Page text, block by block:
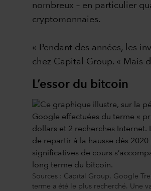
nombreux – en particulier
cryptomonnaies.
« Pendant des années, les
chez Capital Group. « Mais
L’essor du bitcoin
Sources : Capital Group, Google
terme a été le plus recherché. Une